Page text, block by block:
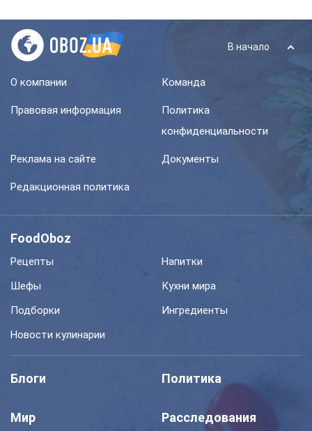
В начало
О компании Команда
Правовая информация
Политика
конфиденциальности
Реклама на сайте Документы
Редакционная политика
FoodOboz
Рецепты
Напитки
Шефы
Кухни мира
Подборки
Ингредиенты
Новости кулинарии
Блоги Политика
Мир Расследования